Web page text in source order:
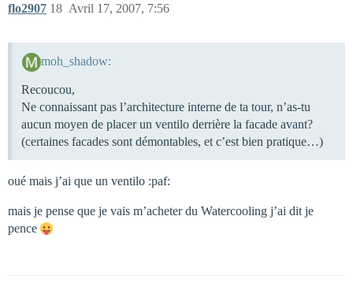
flo2907 Avril 17, 2007, 7:56
18
moh_shadow:
Recoucou,
Ne connaissant pas l’architecture interne de ta tour, n’as-tu
aucun moyen de placer un ventilo derrière la facade avant?
(certaines facades sont démontables, et c’est bien pratique…)
oué mais j’ai que un ventilo :paf:
mais je pense que je vais m’acheter du Watercooling j’ai dit je
pence